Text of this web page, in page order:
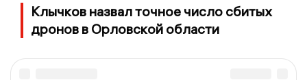
Клычков назвал точное число сбитых
дронов в Орловской области